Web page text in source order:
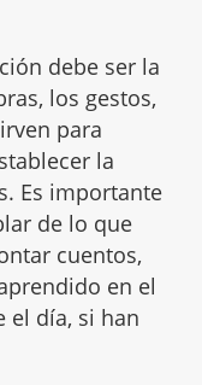
debe ser la
los gestos,
para
la
Es importante
de lo que
cuentos,
en el
el día, si han